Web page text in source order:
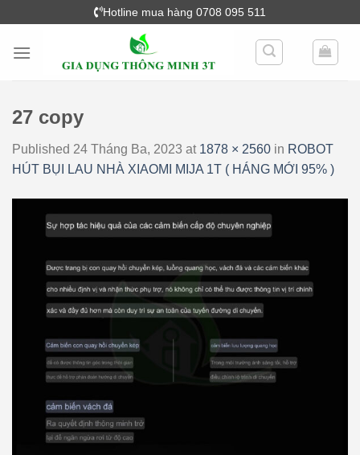
content
Hotline mua hàng 0708 095 511
27 copy
Published 24 Tháng Ba, 2023 at 1878 × 2560 in ROBOT
HÚT BỤI LAU NHÀ XIAOMI MIJA 1T ( HÁNG MỚI 95% )